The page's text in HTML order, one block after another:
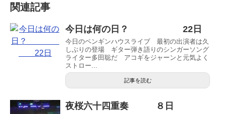
関連記事
今日は何の日？ 22日
今日のペンギンハウスライブ 最初の出演者は久
しぶりの登場 ギター弾き語りのシンガーソング
ライター多田聡だ アコギをジャーンと元気よく
ストロー...
記事を読む
夜桜六十四重奏 ８日